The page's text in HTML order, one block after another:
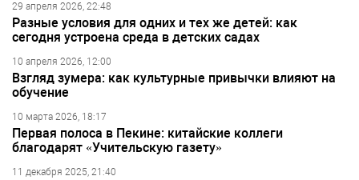
29 апреля 2026, 22:48
Разные условия для одних и тех же детей: как
сегодня устроена среда в детских садах
10 апреля 2026, 12:00
Взгляд зумера: как культурные привычки влияют на
обучение
10 марта 2026, 18:17
Первая полоса в Пекине: китайские коллеги
благодарят «Учительскую газету»
11 декабря 2025, 21:40